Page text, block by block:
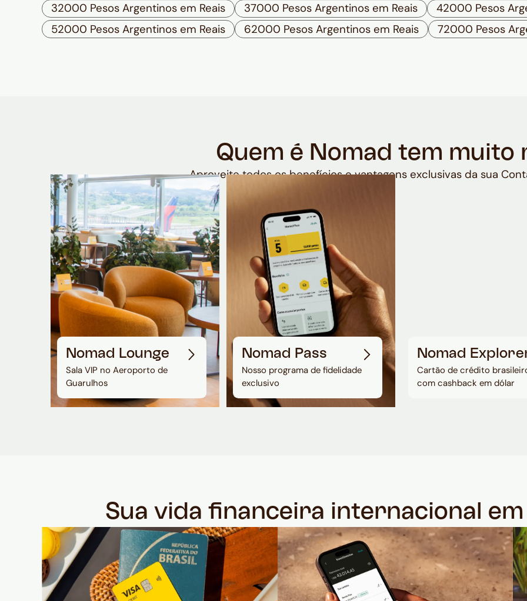
32000 Pesos Argentinos em Reais
37000 Pesos Argentinos em Reais
42000 Pesos
52000 Pesos Argentinos em Reais
62000 Pesos Argentinos em Reais 72000 Pesos
Quem é Nomad tem muito
Aproveite todos os benefícios e vantagens exclusivas da sua
Nomad Lounge
Sala VIP no Aeroporto de
Guarulhos
Nomad Pass
Nosso programa de fidelidade
exclusivo
Nomad
Cartão de crédito
com cashback em dólar
Sua vida financeira internacional